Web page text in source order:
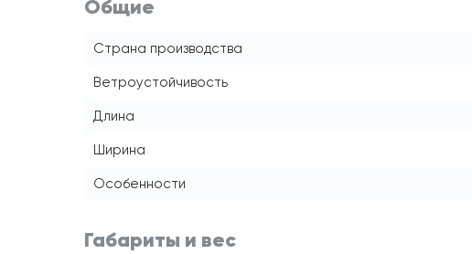
Общие
Страна производства
Ветроустойчивость
Длина
Ширина
Особенности
Габариты и вес